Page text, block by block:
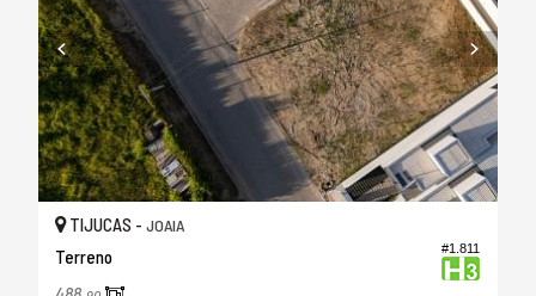
#1.811
TIJUCAS - JOAIA
Terreno